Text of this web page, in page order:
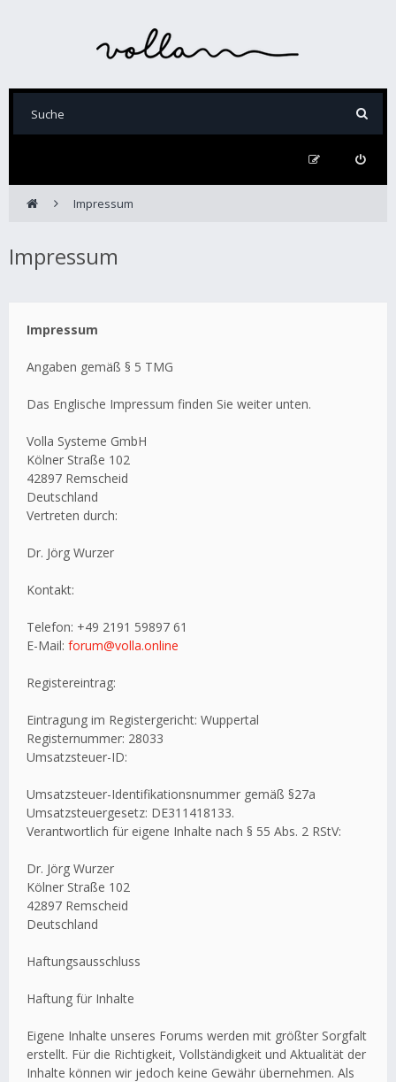
Impressum
Impressum
Impressum
Angaben gemäß § 5 TMG
Das Englische Impressum finden Sie weiter unten.
Volla Systeme GmbH
Kölner Straße 102
42897 Remscheid
Deutschland
Vertreten durch:
Dr. Jörg Wurzer
Kontakt:
Telefon: +49 2191 59897 61
E-Mail: forum@volla.online
Registereintrag:
Eintragung im Registergericht: Wuppertal
Registernummer: 28033
Umsatzsteuer-ID:
Umsatzsteuer-Identifikationsnummer gemäß §27a
Umsatzsteuergesetz: DE311418133.
Verantwortlich für eigene Inhalte nach § 55 Abs. 2 RStV:
Dr. Jörg Wurzer
Kölner Straße 102
42897 Remscheid
Deutschland
Haftungsausschluss
Haftung für Inhalte
Eigene Inhalte unseres Forums werden mit größter Sorgfalt
erstellt. Für die Richtigkeit, Vollständigkeit und Aktualität der
Inhalte können wir jedoch keine Gewähr übernehmen. Als